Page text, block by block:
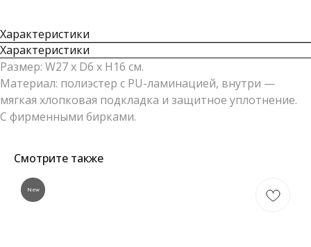
Характеристики
Характеристики
Размер: W27 x D6 x H16 см.
Материал: полиэстер с PU-ламинацией, внутри —
мягкая хлопковая подкладка и защитное уплотнение.
С фирменными бирками.
Смотрите также
New